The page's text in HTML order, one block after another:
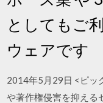
としてもご
ウェアです
2014年5月29日 <ピッ
や著作権侵害を抑える